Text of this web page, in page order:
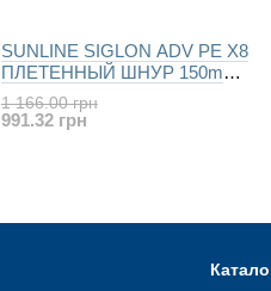
SUNLINE SIGLON ADV PE X8
ПЛЕТЕННЫЙ ШНУР 150m
(MULTICOLOR)
1 166.00 грн
991.32 грн